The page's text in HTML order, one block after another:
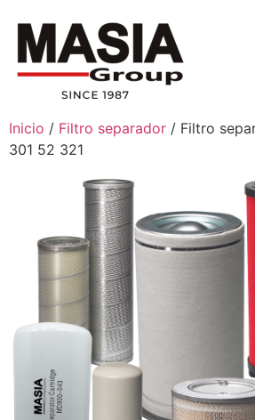
Inicio / Filtro separador / Filtro
301 52 321